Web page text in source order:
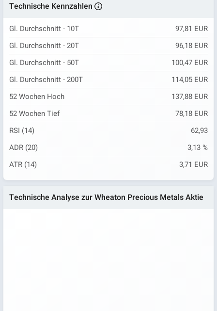
Technische Kennzahlen
Gl. Durchschnitt - 10T
97,81 EUR
Gl. Durchschnitt - 20T
96,18 EUR
Gl. Durchschnitt - 50T
100,47 EUR
Gl. Durchschnitt - 200T
114,05 EUR
52 Wochen Hoch
137,88 EUR
52 Wochen Tief
78,18 EUR
RSI (14)
62,93
ADR (20)
3,13 %
ATR (14)
3,71 EUR
Technische Analyse zur Wheaton Precious Metals Aktie